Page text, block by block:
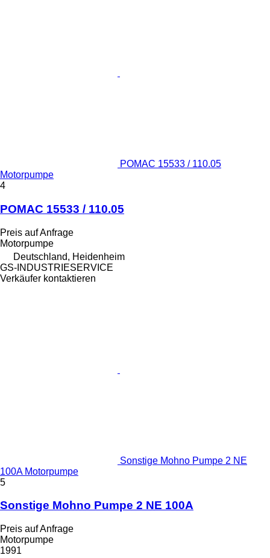
POMAC 15533 / 110.05
Motorpumpe
4
POMAC 15533 / 110.05
Preis auf Anfrage
Motorpumpe
Deutschland, Heidenheim
GS-INDUSTRIESERVICE
Verkäufer kontaktieren
Sonstige Mohno Pumpe 2 NE
100A Motorpumpe
5
Sonstige Mohno Pumpe 2 NE 100A
Preis auf Anfrage
Motorpumpe
1991